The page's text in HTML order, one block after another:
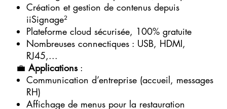
Création et gestion de contenus depuis
iiSignage²
Plateforme cloud sécurisée, 100% gratuite
Nombreuses connectiques : USB, HDMI,
RJ45,...
💼 Applications:
Communication d’entreprise (accueil, messages
RH)
Affichage de menus pour la restauration